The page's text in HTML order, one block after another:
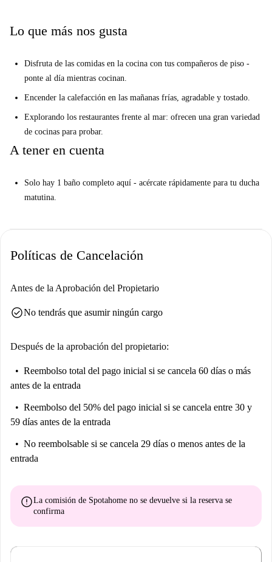
Lo que más nos gusta
Disfruta de las comidas en la cocina con tus compañeros de piso -
ponte al día mientras cocinan.
Encender la calefacción en las mañanas frías, agradable y tostado.
Explorando los restaurantes frente al mar: ofrecen una gran variedad
de cocinas para probar.
A tener en cuenta
Solo hay 1 baño completo aquí - acércate rápidamente para tu ducha
matutina.
Políticas de Cancelación
Antes de la Aprobación del Propietario
check_circleNo tendrás que asumir ningún cargo
Después de la aprobación del propietario:
Reembolso total del pago inicial si se cancela 60 días o más
antes de la entrada
Reembolso del 50% del pago inicial si se cancela entre 30 y
59 días antes de la entrada
No reembolsable si se cancela 29 días o menos antes de la
entrada
errorLa comisión de Spotahome no se devuelve si la reserva se
confirma